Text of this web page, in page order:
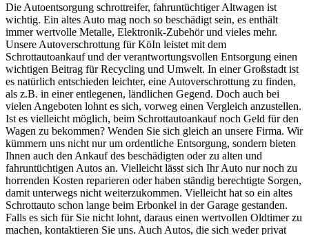
Die Autoentsorgung schrottreifer, fahruntüchtiger Altwagen ist
wichtig. Ein altes Auto mag noch so beschädigt sein, es enthält
immer wertvolle Metalle, Elektronik-Zubehör und vieles mehr.
Unsere Autoverschrottung für KöIn leistet mit dem
Schrottautoankauf und der verantwortungsvollen Entsorgung einen
wichtigen Beitrag für Recycling und Umwelt. In einer Großstadt ist
es natürlich entschieden leichter, eine Autoverschrottung zu finden,
als z.B. in einer entlegenen, ländlichen Gegend. Doch auch bei
vielen Angeboten lohnt es sich, vorweg einen Vergleich anzustellen.
Ist es vielleicht möglich, beim Schrottautoankauf noch Geld für den
Wagen zu bekommen? Wenden Sie sich gleich an unsere Firma. Wir
kümmern uns nicht nur um ordentliche Entsorgung, sondern bieten
Ihnen auch den Ankauf des beschädigten oder zu alten und
fahruntüchtigen Autos an. Vielleicht lässt sich Ihr Auto nur noch zu
horrenden Kosten reparieren oder haben ständig berechtigte Sorgen,
damit unterwegs nicht weiterzukommen. Vielleicht hat so ein altes
Schrottauto schon lange beim Erbonkel in der Garage gestanden.
Falls es sich für Sie nicht lohnt, daraus einen wertvollen Oldtimer zu
machen, kontaktieren Sie uns. Auch Autos, die sich weder privat